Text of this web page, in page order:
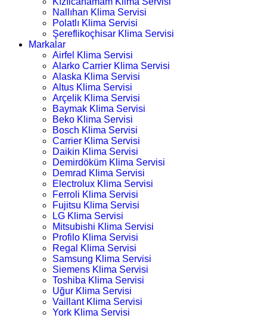
Nallıhan Klima Servisi
Polatlı Klima Servisi
Şereflikoçhisar Klima Servisi
Markalar
Airfel Klima Servisi
Alarko Carrier Klima Servisi
Alaska Klima Servisi
Altus Klima Servisi
Arçelik Klima Servisi
Baymak Klima Servisi
Beko Klima Servisi
Bosch Klima Servisi
Carrier Klima Servisi
Daikin Klima Servisi
Demirdöküm Klima Servisi
Demrad Klima Servisi
Electrolux Klima Servisi
Ferroli Klima Servisi
Fujitsu Klima Servisi
LG Klima Servisi
Mitsubishi Klima Servisi
Profilo Klima Servisi
Regal Klima Servisi
Samsung Klima Servisi
Siemens Klima Servisi
Toshiba Klima Servisi
Uğur Klima Servisi
Vaillant Klima Servisi
York Klima Servisi